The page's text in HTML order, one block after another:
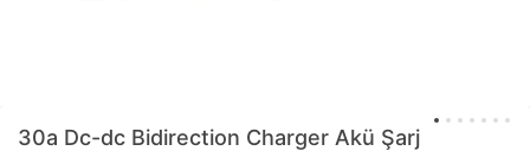
30a Dc-dc Bidirection Charger Akü Şarj